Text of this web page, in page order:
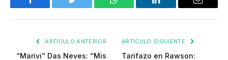
Facebook Twitter WhatsApp LinkedIn Email
ARTÍCULO ANTERIOR
“Marivi” Das Neves: “Mis
ARTÍCULO SIGUIENTE
Tarifazo en Rawson: